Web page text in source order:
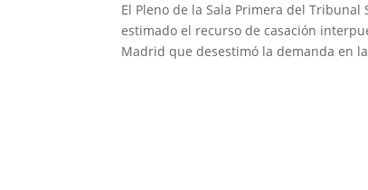
El Pleno de la Sala Primera del Tribunal
estimado el recurso de casación
Madrid que desestimó la demanda en